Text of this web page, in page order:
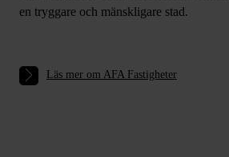
en tryggare och mänskligare stad.
Läs mer om AFA Fastigheter